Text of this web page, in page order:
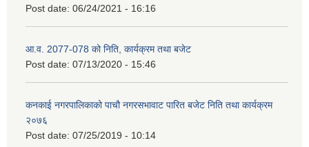
Post date: 06/24/2021 - 16:16
आ.व. 2077-078 को निति, कार्यक्रम तथा बजेट
Post date: 07/13/2020 - 15:46
कनकाई नगरपालिकाको पाचौ नगरसभावाट पारित बजेट निति तथा कार्यक्रम
२०७६
Post date: 07/25/2019 - 10:14